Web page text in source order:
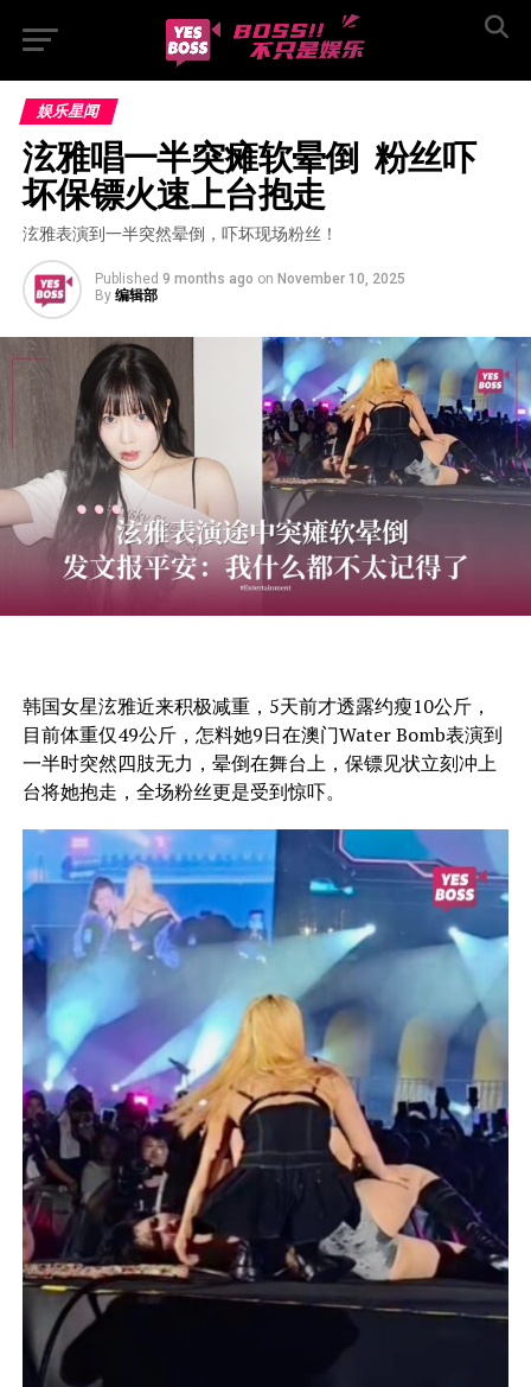
娱乐星闻
泫雅唱一半突瘫软晕倒  粉丝吓
坏保镖火速上台抱走
泫雅表演到一半突然晕倒，吓坏现场粉丝！
Published 9 months ago on November 10, 2025
By 编辑部
韩国女星泫雅近来积极减重，5天前才透露约瘦10公斤，
目前体重仅49公斤，怎料她9日在澳门Water Bomb表演到
一半时突然四肢无力，晕倒在舞台上，保镖见状立刻冲上
台将她抱走，全场粉丝更是受到惊吓。